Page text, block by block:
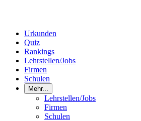
Urkunden
Quiz
Rankings
Lehrstellen/Jobs
Firmen
Schulen
Mehr...
Lehrstellen/Jobs
Firmen
Schulen